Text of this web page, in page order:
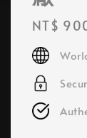
Regular
price
NT$